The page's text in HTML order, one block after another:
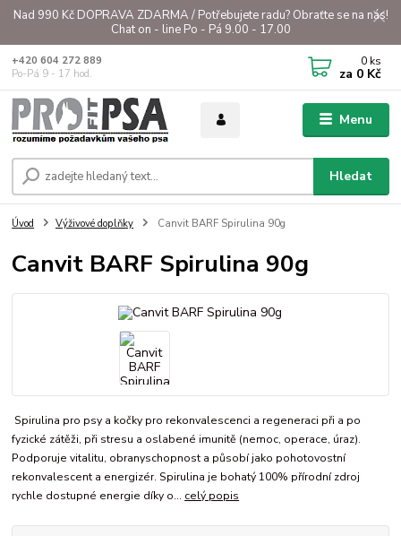
Nad 990 Kč DOPRAVA ZDARMA / Potřebujete radu? Obraťte se na nás!
Chat on - line Po - Pá 9.00 - 17.00
Menu
Hledat
+420 604 272 889
Po-Pá 9 - 17 hod.
0 ks
za 0 Kč
Úvod Výživové doplňky Canvit BARF Spirulina 90g
Canvit BARF Spirulina 90g
Spirulina pro psy a kočky pro rekonvalescenci a regeneraci při a po
fyzické zátěži, při stresu a oslabené imunitě (nemoc, operace, úraz).
Podporuje vitalitu, obranyschopnost a působí jako pohotovostní
rekonvalescent a energizér. Spirulina je bohatý 100% přírodní zdroj
rychle dostupné energie díky o... celý popis